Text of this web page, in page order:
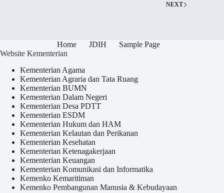
NEXT
Home JDIH
Sample Page
Website Kementerian
Kementerian Agama
Kementerian Agraria dan Tata Ruang
Kementerian BUMN
Kementerian Dalam Negeri
Kementerian Desa PDTT
Kementerian ESDM
Kementerian Hukum dan HAM
Kementerian Kelautan dan Perikanan
Kementerian Kesehatan
Kementerian Ketenagakerjaan
Kementerian Keuangan
Kementerian Komunikasi dan Informatika
Kemenko Kemaritiman
Kemenko Pembangunan Manusia & Kebudayaan